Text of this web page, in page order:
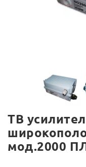
ТВ
мод.2000